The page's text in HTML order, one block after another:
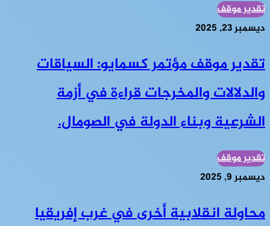
تقدير موقف
ديسمبر 23, 2025
تقدير موقف مؤتمر كسمايو: السياقات
والدلالات والمخرجات قراءة في أزمة
الشرعية وبناء الدولة في الصومال.
تقدير موقف
ديسمبر 9, 2025
محاولة انقلابية أخرى في غرب إفريقيا